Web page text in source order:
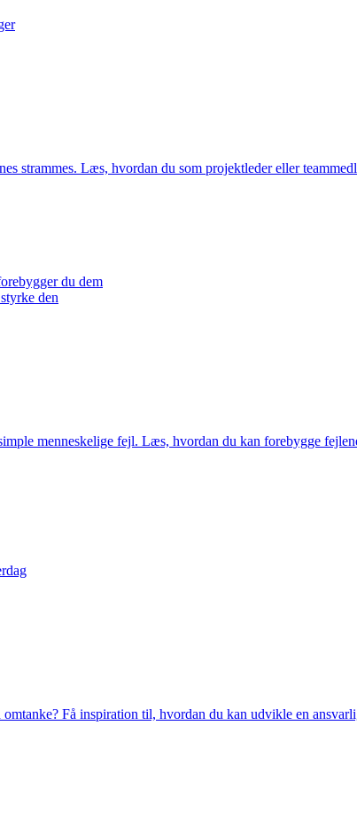
strammes. Læs, hvordan du som projektleder eller
du dem
den
menneskelige fejl. Læs, hvordan du kan forebygge
Få inspiration til, hvordan du kan udvikle en